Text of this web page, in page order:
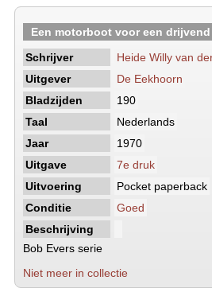
Een motorboot voor een
Schrijver
Heide Willy van
Uitgever
De Eekhoorn
Bladzijden
190
Taal
Nederlands
Jaar
1970
Uitgave
7e druk
Uitvoering
Pocket paperback
Conditie
Goed
Beschrijving
Bob Evers serie
Niet meer in collectie